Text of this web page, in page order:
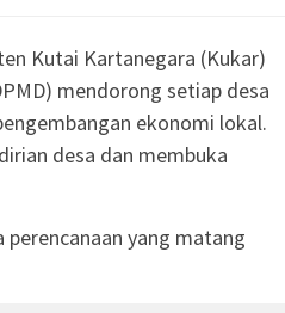
Kutai Kartanegara (Kukar)
mendorong setiap desa
ekonomi lokal.
desa dan membuka
perencanaan yang matang